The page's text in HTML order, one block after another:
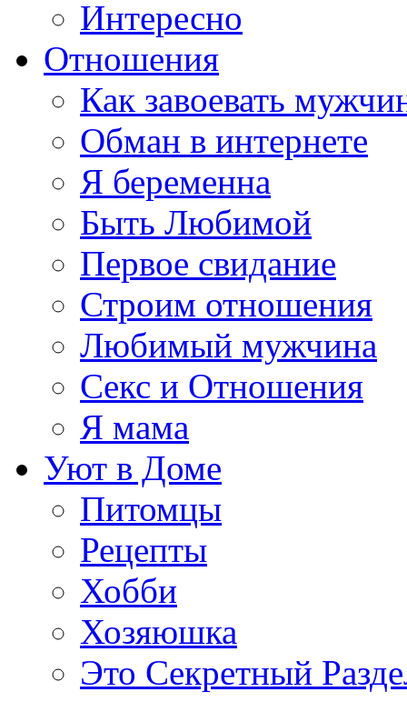
Интересно
Отношения
Как завоевать
Обман в интернете
Я беременна
Быть Любимой
Первое свидание
Строим отношения
Любимый мужчина
Секс и Отношения
Я мама
Уют в Доме
Питомцы
Рецепты
Хобби
Хозяюшка
Это Секретный